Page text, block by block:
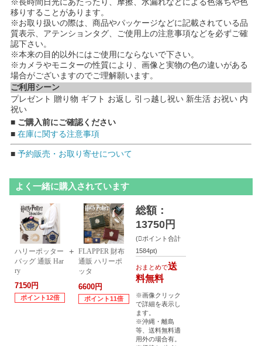
移りすることがあります。
※お取り扱いの際は、商品やパッケージなどに記載されている品
質表示、アテンションタグ、ご使用上の注意事項などを必ずご確
認下さい。
※本来の目的以外にはご使用にならないで下さい。
※カメラやモニターの性質により、画像と実物の色の違いがある
場合がございますのでご理解願います。
ご利用シーン
プレゼント 贈り物 ギフト お返し 引っ越し祝い 新生活 お祝い 内
祝い
■ ご購入前にご確認ください
■ 在庫に関する注意事項
■ 予約販売・お取り寄せについて